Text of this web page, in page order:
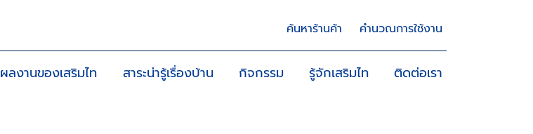
ผลงานของเสริมไท สาระน่ารู้เรื่องบ้าน กิจกรรม รู้จักเสริมไท ติดต่อเรา
ค้นหาร้านค้า คำนวณการใช้งาน